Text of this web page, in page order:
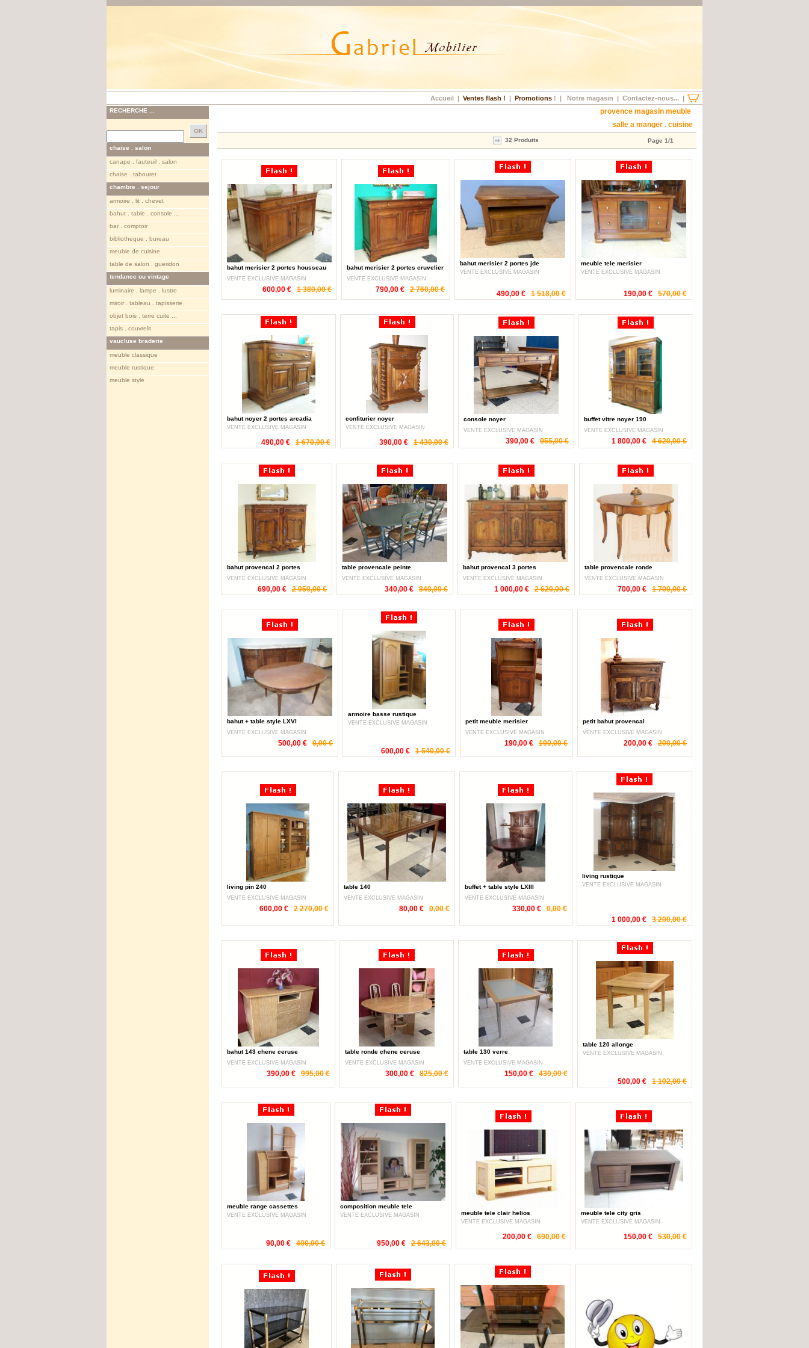
Accueil | Ventes flash ! | Promotions ! | Notre magasin | Contactez-nous... |
RECHERCHE ...
chaise . salon
canape . fauteuil . salon
chaise . tabouret
chambre . sejour
armoire . lit . chevet
bahut . table . console ...
bar . comptoir
bibliotheque . bureau
meuble de cuisine
table de salon . gueridon
tendance ou vintage
luminaire . lampe . lustre
miroir . tableau . tapisserie
objet bois . terre cuite ...
tapis . couvrelit
vaucluse braderie
meuble classique
meuble rustique
meuble style
provence magasin meuble
salle a manger . cuisine
32 Produits Page 1/1
bahut merisier 2 portes housseau
VENTE EXCLUSIVE MAGASIN
600,00 € 1 380,00 €
bahut merisier 2 portes cruvelier
VENTE EXCLUSIVE MAGASIN
790,00 € 2 760,00 €
bahut merisier 2 portes jde
VENTE EXCLUSIVE MAGASIN
490,00 € 1 518,00 €
meuble tele merisier
VENTE EXCLUSIVE MAGASIN
190,00 € 570,00 €
bahut noyer 2 portes arcadia
VENTE EXCLUSIVE MAGASIN
490,00 € 1 670,00 €
confiturier noyer
VENTE EXCLUSIVE MAGASIN
390,00 € 1 430,00 €
console noyer
VENTE EXCLUSIVE MAGASIN
390,00 € 955,00 €
buffet vitre noyer 190
VENTE EXCLUSIVE MAGASIN
1 800,00 € 4 620,00 €
bahut provencal 2 portes
VENTE EXCLUSIVE MAGASIN
690,00 € 2 950,00 €
table provencale peinte
VENTE EXCLUSIVE MAGASIN
340,00 € 840,00 €
bahut provencal 3 portes
VENTE EXCLUSIVE MAGASIN
1 000,00 € 2 620,00 €
table provencale ronde
VENTE EXCLUSIVE MAGASIN
700,00 € 1 700,00 €
bahut + table style LXVI
VENTE EXCLUSIVE MAGASIN
500,00 € 0,00 €
armoire basse rustique
VENTE EXCLUSIVE MAGASIN
600,00 € 1 540,00 €
petit meuble merisier
VENTE EXCLUSIVE MAGASIN
190,00 € 190,00 €
petit bahut provencal
VENTE EXCLUSIVE MAGASIN
200,00 € 200,00 €
living pin 240
VENTE EXCLUSIVE MAGASIN
600,00 € 2 270,00 €
table 140
VENTE EXCLUSIVE MAGASIN
80,00 € 0,00 €
buffet + table style LXIII
VENTE EXCLUSIVE MAGASIN
330,00 € 0,00 €
living rustique
VENTE EXCLUSIVE MAGASIN
1 000,00 € 3 200,00 €
bahut 143 chene ceruse
VENTE EXCLUSIVE MAGASIN
390,00 € 995,00 €
table ronde chene ceruse
VENTE EXCLUSIVE MAGASIN
300,00 € 825,00 €
table 130 verre
VENTE EXCLUSIVE MAGASIN
150,00 € 430,00 €
table 120 allonge
VENTE EXCLUSIVE MAGASIN
500,00 € 1 102,00 €
meuble range cassettes
VENTE EXCLUSIVE MAGASIN
90,00 € 400,00 €
composition meuble tele
VENTE EXCLUSIVE MAGASIN
950,00 € 2 643,00 €
meuble tele clair helios
VENTE EXCLUSIVE MAGASIN
200,00 € 690,00 €
meuble tele city gris
VENTE EXCLUSIVE MAGASIN
150,00 € 530,00 €